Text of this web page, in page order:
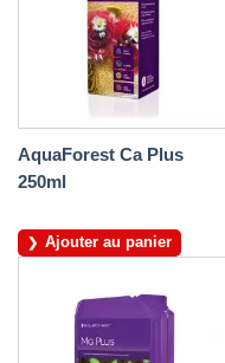
AquaForest Ca Plus
250ml
Ajouter au panier